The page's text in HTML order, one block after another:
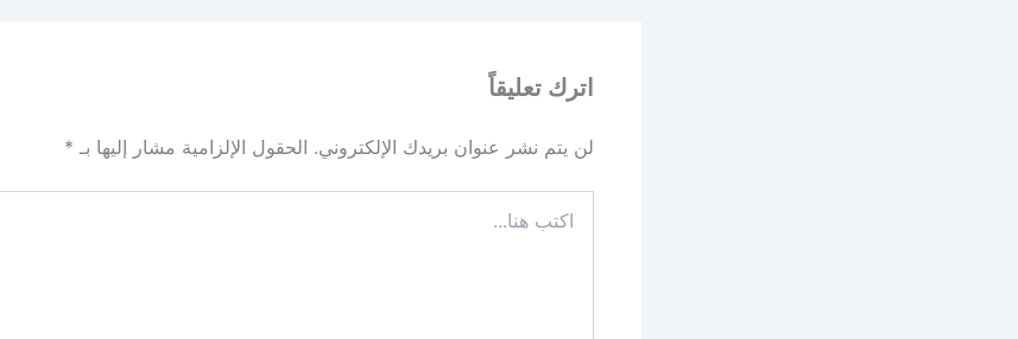
اترك تعليقاً
لن يتم نشر عنوان بريدك الإلكتروني. الحقول الإلزامية مشار إليها بـ *
هنا...